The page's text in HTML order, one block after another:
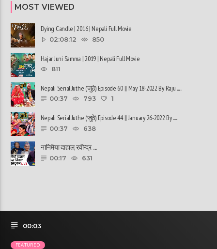
MOST VIEWED
Dying Candle | 2016 | Nepali Full Movie
02:08:12 850
Hajar Juni Samma | 2019 | Nepali Full Movie
811
Nepali Serial Juthe (जुठे) Episode 60 || May 18-2022 By Raju ......
00:37 793 1
Nepali Serial Juthe (जुठे) Episode 44 || January 26-2022 By ......
00:37 638
नानिमैया दाहाल, रवीन्द्र ......
00:17 631
00:03
FEATURED